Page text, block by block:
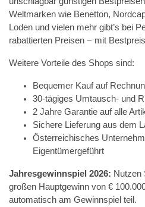
Weltmarken wie Benetton,
Loden und vielen mehr gibt’s bei
rabattierten Preisen − mit
Weitere Vorteile des Shops sind:
Bequemer Kauf auf
30-tägiges Umtausch- und
2 Jahre Garantie auf alle
Sichere Lieferung aus dem
Österreichisches
Eigentümergeführt
Jahresgewinnspiel 2026: Nutzen
großen Hauptgewinn von €
automatisch am Gewinnspiel teil.